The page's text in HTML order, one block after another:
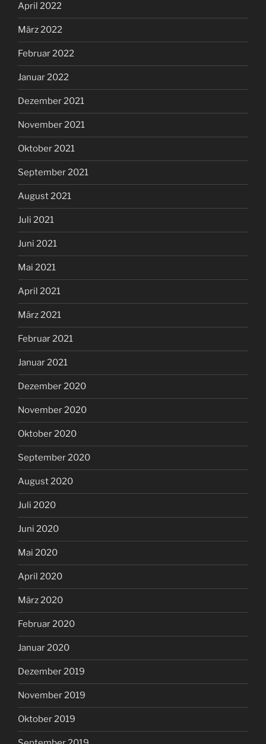
April 2022
März 2022
Februar 2022
Januar 2022
Dezember 2021
November 2021
Oktober 2021
September 2021
August 2021
Juli 2021
Juni 2021
Mai 2021
April 2021
März 2021
Februar 2021
Januar 2021
Dezember 2020
November 2020
Oktober 2020
September 2020
August 2020
Juli 2020
Juni 2020
Mai 2020
April 2020
März 2020
Februar 2020
Januar 2020
Dezember 2019
November 2019
Oktober 2019